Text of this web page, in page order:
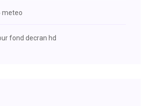
meteo
fond decran hd